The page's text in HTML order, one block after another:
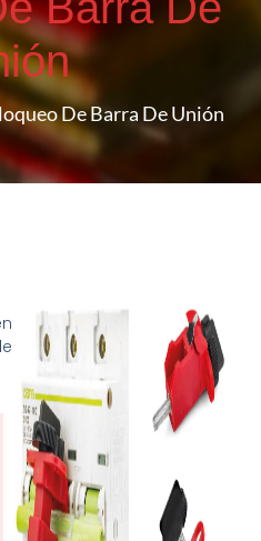
De Barra De Unión